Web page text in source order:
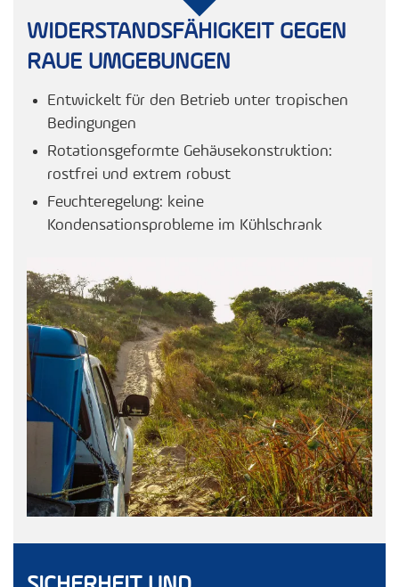
WIDERSTANDSFÄHIGKEIT GEGEN
RAUE UMGEBUNGEN
Entwickelt für den Betrieb unter tropischen
Bedingungen
Rotationsgeformte Gehäusekonstruktion:
rostfrei und extrem robust
Feuchteregelung: keine
Kondensationsprobleme im Kühlschrank